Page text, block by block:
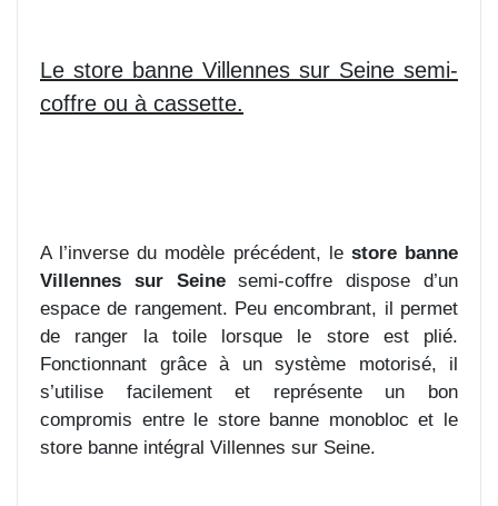
Le store banne Villennes sur Seine semi-
coffre ou à cassette.
A l’inverse du modèle précédent, le store banne
Villennes sur Seinesemi-coffre dispose d’un
espace de rangement. Peu encombrant, il permet
de ranger la toile lorsque le store est plié.
Fonctionnant grâce à un système motorisé, il
s’utilise facilement et représente un bon
compromis entre le store banne monobloc et le
store banne intégral Villennes sur Seine.